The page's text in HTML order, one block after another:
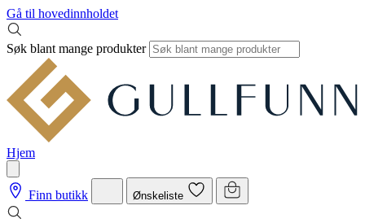
Gå til hovedinnholdet
Søk blant mange produkter
Hjem
Finn butikk Ønskeliste